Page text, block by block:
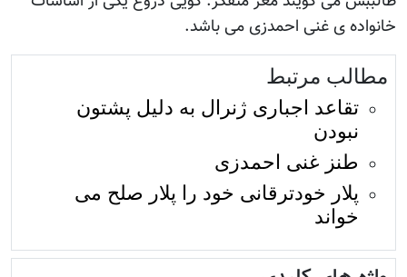
خانواده ی غنی احمدزی می باشد.
مطالب مرتبط
تقاعد اجباری ژنرال به دلیل پشتون
نبودن
طنز غنی احمدزی
پلار خودترقانی خود را پلار صلح می
خواند